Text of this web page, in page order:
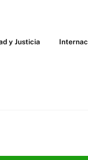
y Justicia